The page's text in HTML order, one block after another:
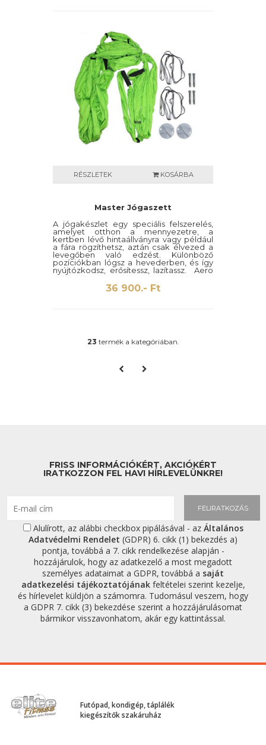
RÉSZLETEK KOSÁRBA
Master Jógaszett
A jógakészlet egy speciális felszerelés,
amelyet otthon a mennyezetre, a
kertben lévő hintaállványra vagy például
a fára rögzíthetsz, aztán csak élvezed a
levegőben való edzést. Különböző
pozíciókban lógsz a hevederben, és így
nyújtózkodsz, erősítessz, lazítassz. Aero
jóga, repülő jóga, légy jóga, inverziós
terápia, antigravitációs jóga, swing jóga,
légi jóga, felfüggesztett jóga... Ezek mind
36 900.- Ft
23 termék a kategóriában.
FRISS INFORMÁCIÓKÉRT, AKCIÓKÉRT
IRATKOZZON FEL HAVI HÍRLEVELÜNKRE!
FELIRATKOZÁS
Alulírott, az alábbi checkbox pipálásával - az Általános
Adatvédelmi Rendelet (GDPR) 6. cikk (1) bekezdés a)
pontja, továbbá a 7. cikk rendelkezése alapján -
hozzájárulok, hogy az adatkezelő a most megadott
személyes adataimat a GDPR, továbbá a saját
adatkezelési tájékoztatójánakfeltételei szerint kezelje,
és hírlevelet küldjön a számomra. Tudomásul veszem, hogy
a GDPR 7. cikk (3) bekezdése szerint a hozzájárulásomat
bármikor visszavonhatom, akár egy kattintással.
Futópad, kondigép, táplálék
kiegészítők szakáruház